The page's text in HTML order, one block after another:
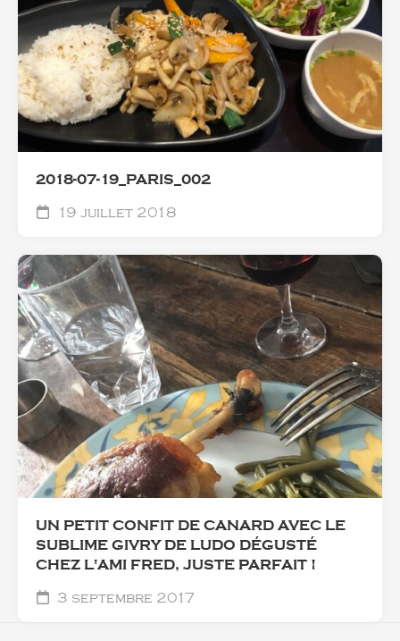
2018-07-19_PARIS_002
19 juillet 2018
UN PETIT CONFIT DE CANARD AVEC LE
SUBLIME GIVRY DE LUDO DÉGUSTÉ
CHEZ L'AMI FRED, JUSTE PARFAIT !
3 septembre 2017